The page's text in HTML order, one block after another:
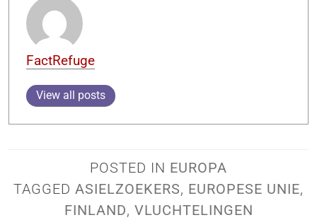
FactRefuge
View all posts
POSTED IN EUROPA
TAGGED ASIELZOEKERS, EUROPESE UNIE,
FINLAND, VLUCHTELINGEN